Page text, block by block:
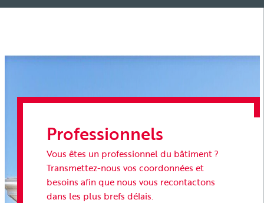
Professionnels
Vous êtes un professionnel du bâtiment ?
Transmettez-nous vos coordonnées et
besoins afin que nous vous recontactons
dans les plus brefs délais.